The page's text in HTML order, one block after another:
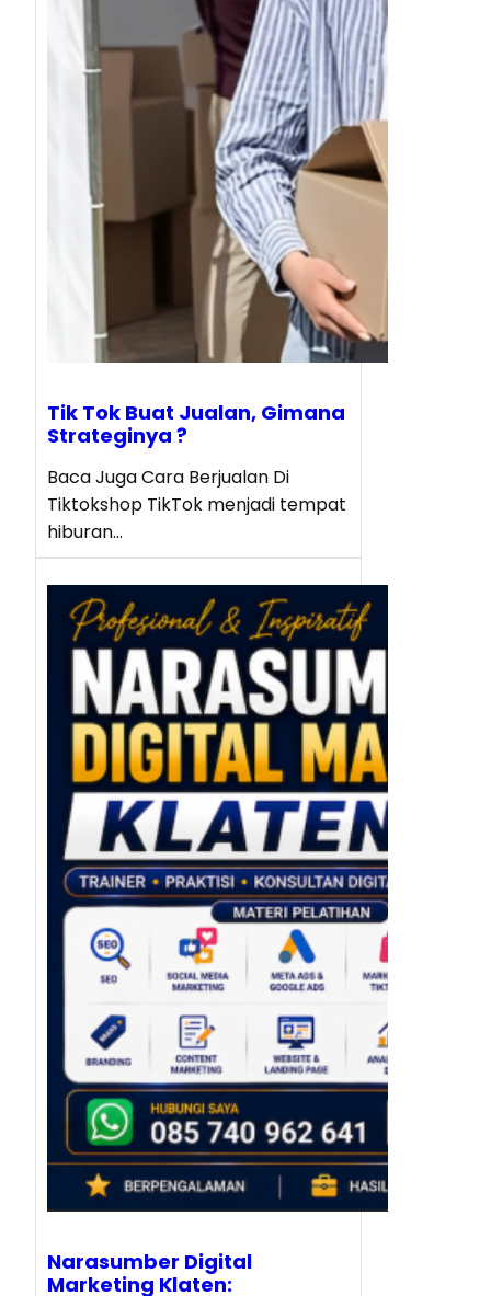
Tik Tok Buat Jualan, Gimana
Strateginya ?
Baca Juga Cara Berjualan Di
Tiktokshop TikTok menjadi tempat
hiburan…
Narasumber Digital
Marketing Klaten: